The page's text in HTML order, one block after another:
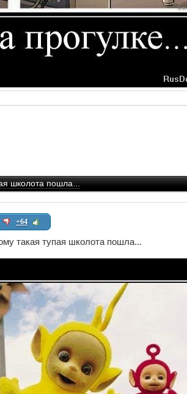
школота пошла...
+64
такая тупая школота пошла...